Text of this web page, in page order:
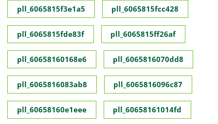
pll_6065815f3e1a5 pll_6065815fcc428
pll_6065815fde83f pll_6065815ff26af
pll_60658160168e6 pll_6065816070dd8
pll_6065816083ab8 pll_6065816096c87
pll_60658160e1eee pll_60658161014fd